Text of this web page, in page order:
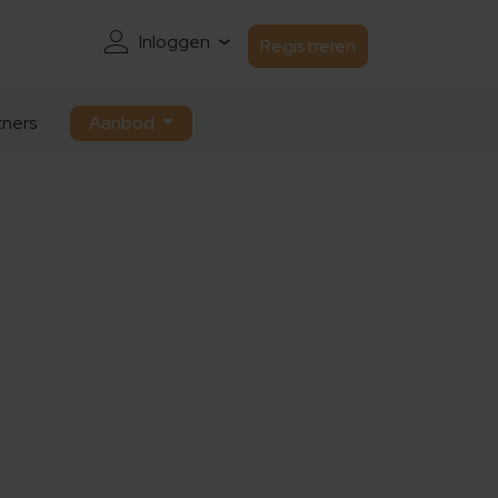
Inloggen Registreren
Aanbod